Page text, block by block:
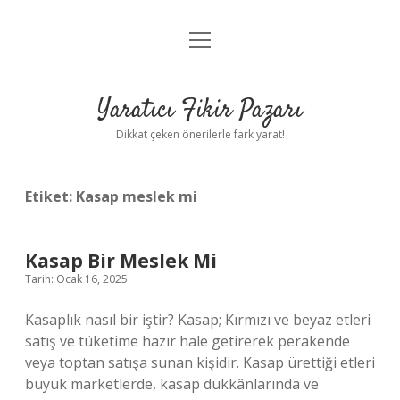
Anasayfa
Yasal Uyarı
menüyü
Yaratıcı Fikir Pazarı
Dikkat çeken önerilerle fark yarat!
Etiket: Kasap meslek mi
Kasap Bir Meslek Mi
Tarih: Ocak 16, 2025
Kasaplık nasıl bir iştir? Kasap; Kırmızı ve beyaz etleri
satış ve tüketime hazır hale getirerek perakende
veya toptan satışa sunan kişidir. Kasap ürettiği etleri
büyük marketlerde, kasap dükkânlarında ve